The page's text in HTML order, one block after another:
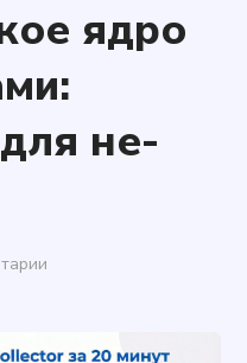
ядро
не-